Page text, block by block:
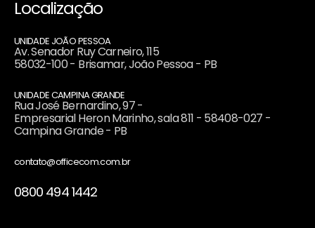
Localização
UNIDADE JOÃO PESSOA
Av. Senador Ruy Carneiro, 115
58032-100 - Brisamar, João Pessoa - PB
UNIDADE CAMPINA GRANDE
Rua José Bernardino, 97 -
Empresarial Heron Marinho, sala 811 - 58408-027 -
Campina Grande - PB
contato@officecom.com.br
0800 494 1442